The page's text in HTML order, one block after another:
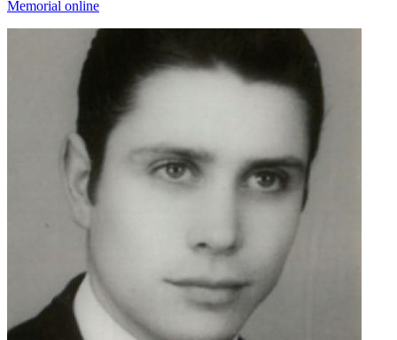
Memorial online